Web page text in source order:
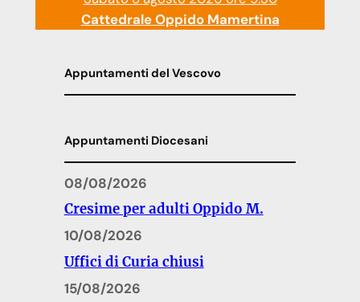
Cattedrale Oppido Mamertina
Appuntamenti del Vescovo
Appuntamenti Diocesani
08/08/2026
Cresime per adulti Oppido M.
10/08/2026
Uffici di Curia chiusi
15/08/2026